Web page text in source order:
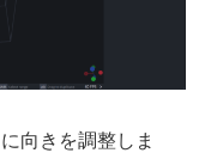
向きを調整しま